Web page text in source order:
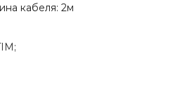
кабеля: 2м